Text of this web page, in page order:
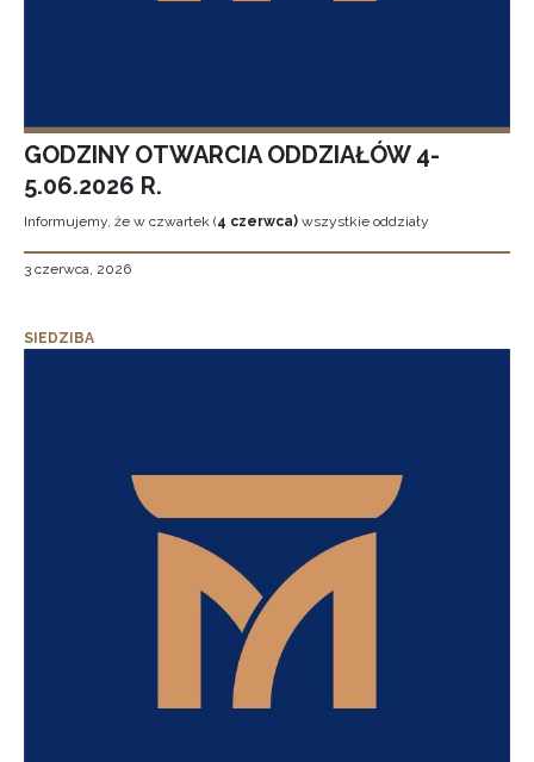
GODZINY OTWARCIA ODDZIAŁÓW 4-
5.06.2026 R.
Informujemy, że w czwartek (4 czerwca) wszystkie oddziały
3 czerwca, 2026
SIEDZIBA